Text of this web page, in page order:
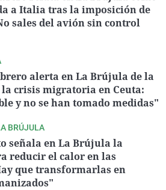
a Italia tras la imposición de
sales del avión sin control
alerta en La Brújula de la
la crisis migratoria en Ceuta:
y no se han tomado medidas"
BRÚJULA
señala en La Brújula la
reducir el calor en las
que transformarlas en